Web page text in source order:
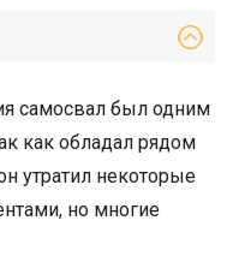
самосвал был одним
как обладал рядом
утратил некоторые
но многие